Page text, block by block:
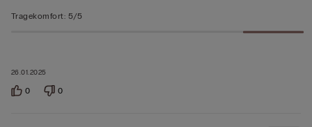
26.01.2025
Tragekomfort: 5/5
0 0